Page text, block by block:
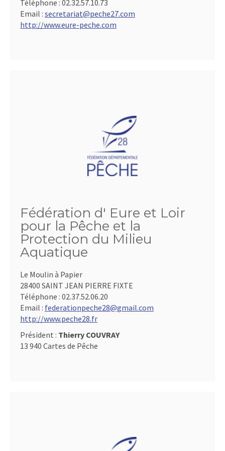
Téléphone : 02.32.57.10.73
Email : secretariat@peche27.com
http://www.eure-peche.com
Fédération d' Eure et Loir
pour la Pêche et la
Protection du Milieu
Aquatique
Le Moulin à Papier
28400 SAINT JEAN PIERRE FIXTE
Téléphone : 02.37.52.06.20
Email : federationpeche28@gmail.com
http://www.peche28.fr
Président : Thierry COUVRAY
13 940 Cartes de Pêche